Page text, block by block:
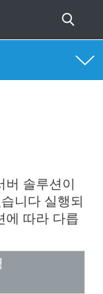
버 솔루션이
니다 실행되
에 따라 다릅